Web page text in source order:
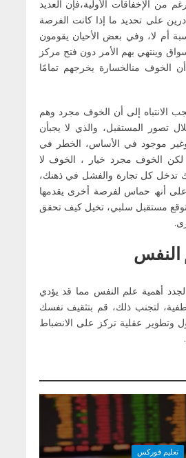
من الإخفاقات الأولیة،فإن العدید
على تحدید ما إذا كانت الفرصة
أم لا، وفي بعض الأحیان یقومون
وینتھي بھم الأمر دون فتح مركز
الخوف منالخسارة یخرجھم تمامًا
الانتباه إلى أن الخوف مجرد وھم
تصور المستقبل، والذي لا یجبأن
موجود في الأساس، الخطر في
لكن الخوف مجرد خیار ، الخوف لا
تدخل كل تجارة والفشل في ذھنك،
أنھ حماس لفرصة أخرى یقدمھا
مستقبل سلبي، تخیل كیف تحقق
النفس
أھمیة علم النفس مما قد یؤدي
لتجنب ذلك، قم بتثقیف نفسك
وتطویر عقلیة تركز على الانضباط
تعليم فوركس